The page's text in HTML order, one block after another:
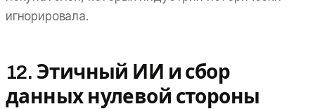
игнорировала.
12. Этичный ИИ и сбор
данных нулевой стороны